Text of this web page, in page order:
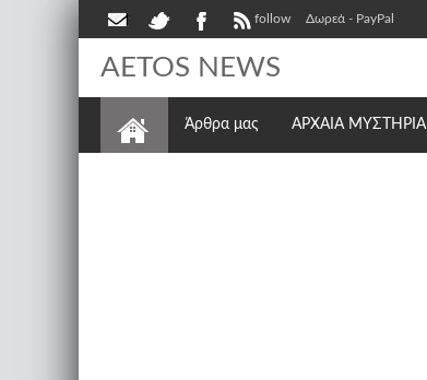
follow Δωρεά - PayPal
AETOS NEWS
Άρθρα μας ΑΡΧΑΙΑ ΜΥΣΤΗΡΙΑ